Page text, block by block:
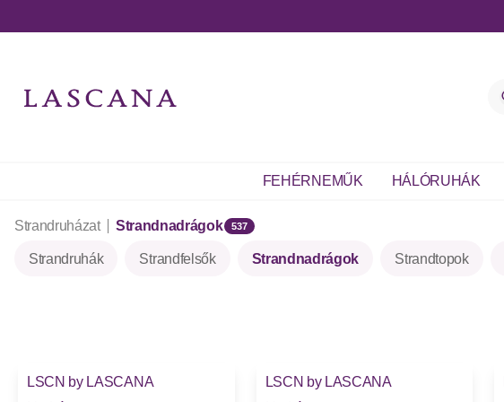
FEHÉRNEMŰK HÁLÓRUHÁK
Strandruházat Strandnadrágok 537
Strandruhák Strandfelsők Strandnadrágok Strandtopok
LSCN by LASCANA
LSCN by LASCANA